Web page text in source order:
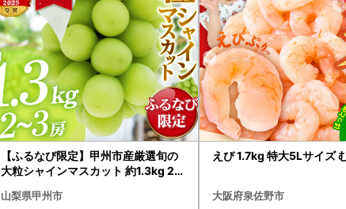
【ふるなび限定】甲州市産厳選旬の
大粒シャインマスカット 約1.3kg 2
472 FN-Limited-VO シャインマス
山梨県甲州市
えび 1.7kg 特大5Lサイズ
大阪府泉佐野市